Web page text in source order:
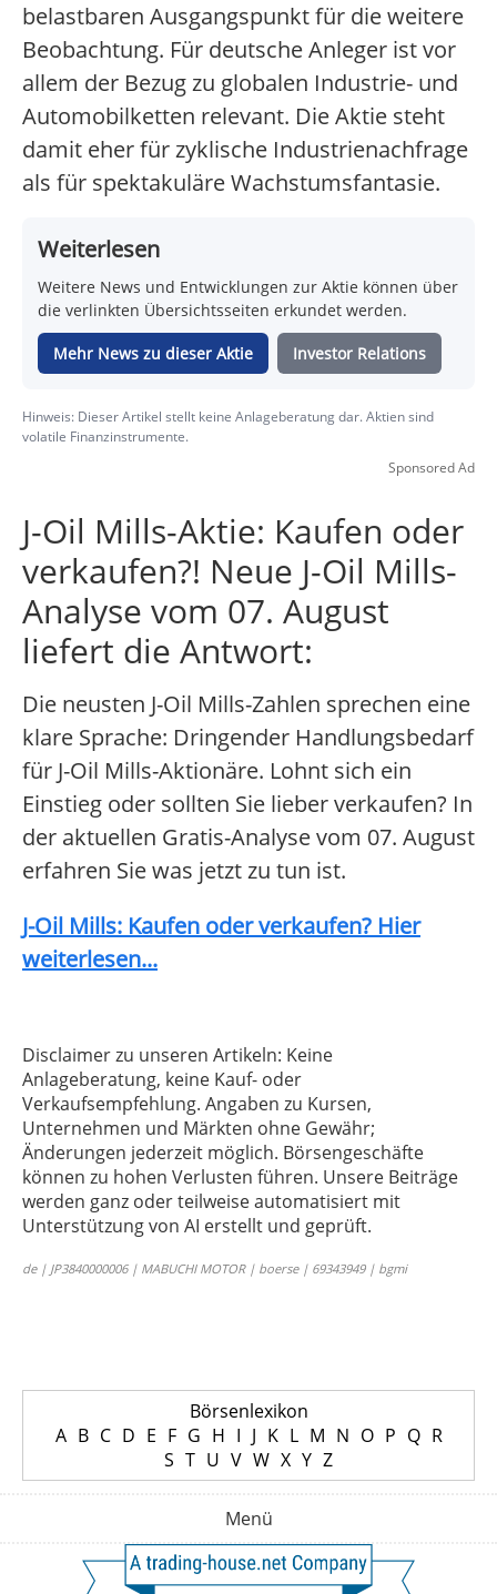
belastbaren Ausgangspunkt für die weitere
Beobachtung. Für deutsche Anleger ist vor
allem der Bezug zu globalen Industrie- und
Automobilketten relevant. Die Aktie steht
damit eher für zyklische Industrienachfrage
als für spektakuläre Wachstumsfantasie.
Weiterlesen
Weitere News und Entwicklungen zur Aktie können über
die verlinkten Übersichtsseiten erkundet werden.
Mehr News zu dieser Aktie Investor Relations
Hinweis: Dieser Artikel stellt keine Anlageberatung dar. Aktien sind
volatile Finanzinstrumente.
Sponsored Ad
J-Oil Mills-Aktie: Kaufen oder
verkaufen?! Neue J-Oil Mills-
Analyse vom 07. August
liefert die Antwort:
Die neusten J-Oil Mills-Zahlen sprechen eine
klare Sprache: Dringender Handlungsbedarf
für J-Oil Mills-Aktionäre. Lohnt sich ein
Einstieg oder sollten Sie lieber verkaufen? In
der aktuellen Gratis-Analyse vom 07. August
erfahren Sie was jetzt zu tun ist.
J-Oil Mills: Kaufen oder verkaufen? Hier
weiterlesen...
Disclaimer zu unseren Artikeln: Keine
Anlageberatung, keine Kauf- oder
Verkaufsempfehlung. Angaben zu Kursen,
Unternehmen und Märkten ohne Gewähr;
Änderungen jederzeit möglich. Börsengeschäfte
können zu hohen Verlusten führen. Unsere Beiträge
werden ganz oder teilweise automatisiert mit
Unterstützung von AI erstellt und geprüft.
de | JP3840000006 | MABUCHI MOTOR | boerse | 69343949 | bgmi
Börsenlexikon
A B C D E F G H I J K L M N O P Q R
S T U V W X Y Z
Menü